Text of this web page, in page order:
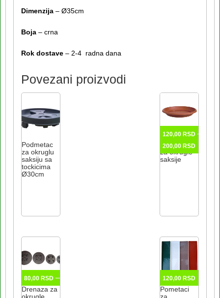
Dimenzija – Ø35cm
Boja – crna
Rok dostave – 2-4 radna dana
Povezani proizvodi
Podmetac
za okruglu
saksiju sa
tockicima
Ø30cm
Podmetaci
za okrugle
saksije
120,00RSD –
200,00RSD
cena:
varijanti.
mogu
biti
izabrane
na
stranici
proizvoda.
Drenaza za
80,00 RSD –
Pometaci
120,00 RSD